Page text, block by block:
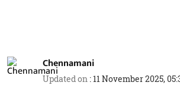
Chennamani
Updated on :11 November 2025,